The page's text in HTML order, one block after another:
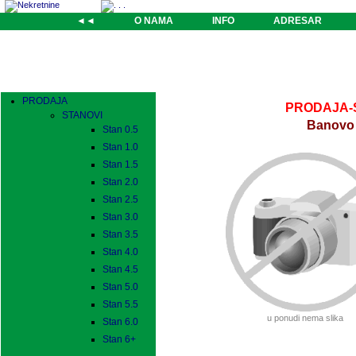
◄◄ O NAMA INFO ADRESAR
PRODAJA
STANOVI
Stan 0.5
Stan 1.0
Stan 1.5
Stan 2.0
Stan 2.5
Stan 3.0
Stan 3.5
Stan 4.0
Stan 4.5
Stan 5.0
Stan 5.5
Stan 6.0
Stan 6+
u ponudi nema slika